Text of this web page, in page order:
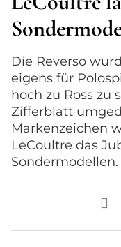
Die Reverso
eigens für
hoch zu Ross zu
Zifferblatt
Markenzeichen
LeCoultre das
Sondermodellen.